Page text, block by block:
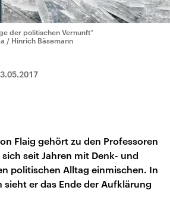
der politischen Vernunft“
/ Hinrich Bäsemann
Flaig gehört zu den Professoren
seit Jahren mit Denk- und
politischen Alltag einmischen. In
sieht er das Ende der Aufklärung